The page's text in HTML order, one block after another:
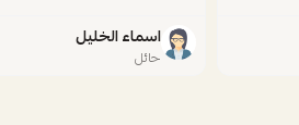
اسماء الخليل
حائل